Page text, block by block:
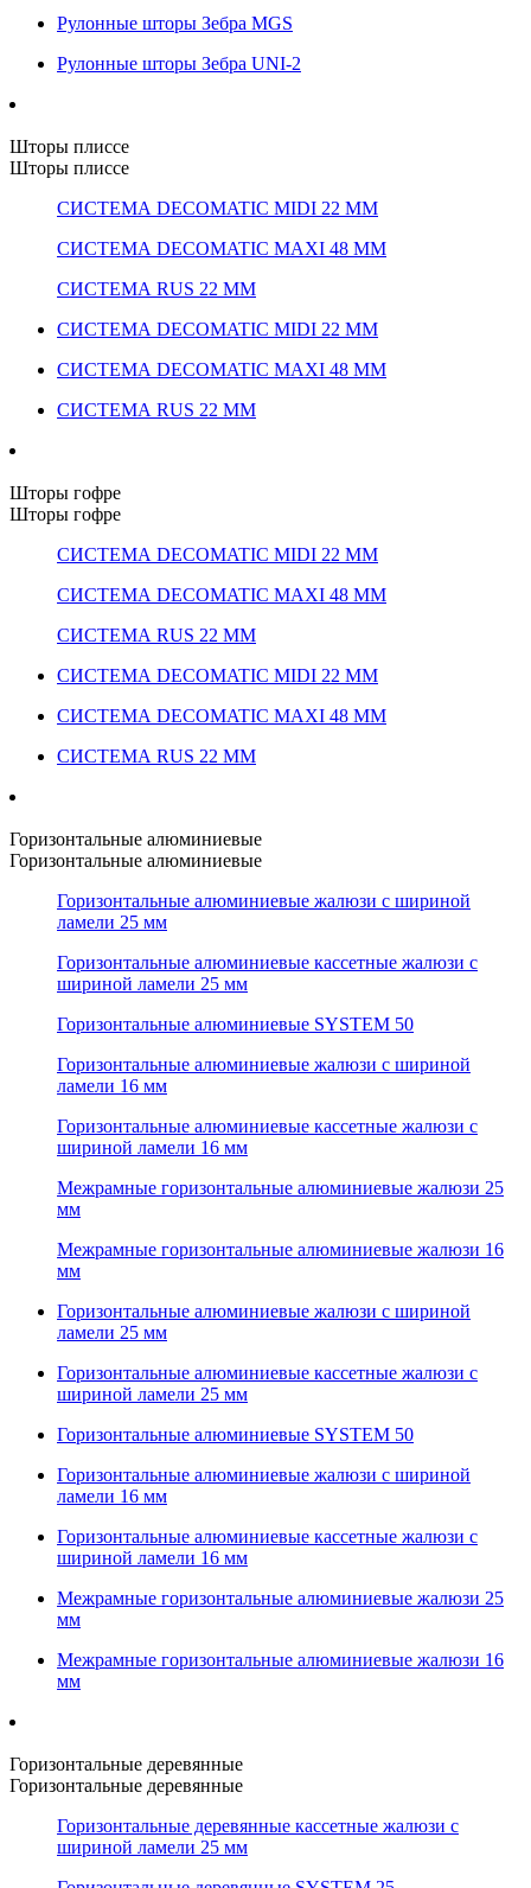
Рулонные шторы Зебра MGS
Рулонные шторы Зебра UNI-2
Шторы плиссе
Шторы плиссе
СИСТЕМА DECOMATIC MIDI 22 ММ
СИСТЕМА DECOMATIC MAXI 48 ММ
СИСТЕМА RUS 22 ММ
СИСТЕМА DECOMATIC MIDI 22 ММ
СИСТЕМА DECOMATIC MAXI 48 ММ
СИСТЕМА RUS 22 ММ
Шторы гофре
Шторы гофре
СИСТЕМА DECOMATIC MIDI 22 ММ
СИСТЕМА DECOMATIC MAXI 48 ММ
СИСТЕМА RUS 22 ММ
СИСТЕМА DECOMATIC MIDI 22 ММ
СИСТЕМА DECOMATIC MAXI 48 ММ
СИСТЕМА RUS 22 ММ
Горизонтальные алюминиевые
Горизонтальные алюминиевые
Горизонтальные алюминиевые жалюзи с шириной
ламели 25 мм
Горизонтальные алюминиевые кассетные жалюзи с
шириной ламели 25 мм
Горизонтальные алюминиевые SYSTEM 50
Горизонтальные алюминиевые жалюзи с шириной
ламели 16 мм
Горизонтальные алюминиевые кассетные жалюзи с
шириной ламели 16 мм
Межрамные горизонтальные алюминиевые жалюзи 25
мм
Межрамные горизонтальные алюминиевые жалюзи 16
мм
Горизонтальные алюминиевые жалюзи с шириной
ламели 25 мм
Горизонтальные алюминиевые кассетные жалюзи с
шириной ламели 25 мм
Горизонтальные алюминиевые SYSTEM 50
Горизонтальные алюминиевые жалюзи с шириной
ламели 16 мм
Горизонтальные алюминиевые кассетные жалюзи с
шириной ламели 16 мм
Межрамные горизонтальные алюминиевые жалюзи 25
мм
Межрамные горизонтальные алюминиевые жалюзи 16
мм
Горизонтальные деревянные
Горизонтальные деревянные
Горизонтальные деревянные кассетные жалюзи с
шириной ламели 25 мм